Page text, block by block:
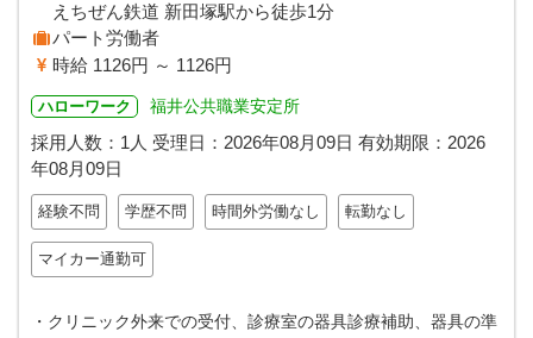
えちぜん鉄道 新田塚駅から徒歩1分
パート労働者
時給 1126円 ～ 1126円
ハローワーク 福井公共職業安定所
採用人数：1人 受理日： 2026年08月09日 有効期限： 2026
年08月09日
経験不問 学歴不問 時間外労働なし 転勤なし
マイカー通勤可
・クリニック外来での受付、診療室の器具診療補助、器具の準